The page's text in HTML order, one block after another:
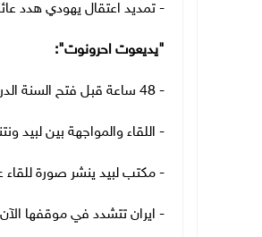
- تمديد اعتقال يهودي هدد
"يديعوت احرونوت":
- 48 ساعة قبل فتح السنة الدراسية: تقدم في المفاوضات بين المالية ونقابة المعلمين
- اللقاء والمواجهة بين لبيد
- مكتب لبيد ينشر صورة للقاء
- ايران تتشدد في موقفها